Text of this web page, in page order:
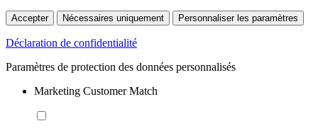
Accepter Nécessaires uniquement Personnaliser les paramètres
Déclaration de confidentialité
Paramètres de protection des données personnalisés
Marketing Customer Match